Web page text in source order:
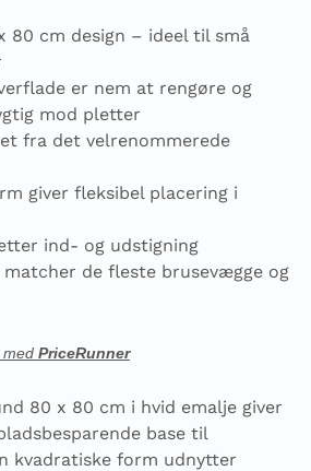
80 cm design – ideel til små
er nem at rengøre og
mod pletter
fra det velrenommerede
giver fleksibel placering i
ind- og udstigning
de fleste brusevægge og
med PriceRunner
80 x 80 cm i hvid emalje giver
base til
kvadratiske form udnytter